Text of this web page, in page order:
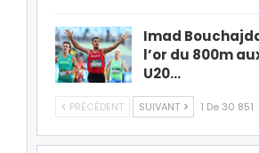
Imad
l’or du 800m
U20…
PRÉCÉDENT SUIVANT 1 De 30 851